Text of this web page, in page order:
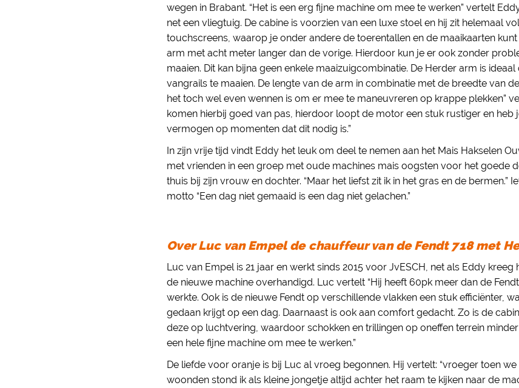
wegen in Brabant. “Het is een erg fijne machine om mee te werken” vertelt
net een vliegtuig. De cabine is voorzien van een luxe stoel en hij zit helemaal
touchscreens, waarop je onder andere de toerentallen en de maaikaarten kunt
arm met acht meter langer dan de vorige. Hierdoor kun je er ook zonder
maaien. Dit kan bijna geen enkele maaizuigcombinatie. De Herder arm is
vangrails te maaien. De lengte van de arm in combinatie met de breedte van
het toch wel even wennen is om er mee te maneuvreren op krappe plekken”
komen hierbij goed van pas, hierdoor loopt de motor een stuk rustiger en heb
vermogen op momenten dat dit nodig is.”
In zijn vrije tijd vindt Eddy het leuk om deel te nemen aan het Mais Hakselen
met vrienden in een groep met oude machines mais oogsten voor het goede
thuis bij zijn vrouw en dochter. “Maar het liefst zit ik in het gras en de bermen.”
motto “Een dag niet gemaaid is een dag niet gelachen.”
Over Luc van Empel de chauffeur van de Fendt 718 met
Luc van Empel is 21 jaar en werkt sinds 2015 voor JvESCH, net als Eddy
de nieuwe machine overhandigd. Luc vertelt “Hij heeft 60pk meer dan de
werkte. Ook is de nieuwe Fendt op verschillende vlakken een stuk efficiënter,
gedaan krijgt op een dag. Daarnaast is ook aan comfort gedacht. Zo is de
deze op luchtvering, waardoor schokken en trillingen op oneffen terrein
een hele fijne machine om mee te werken.”
De liefde voor oranje is bij Luc al vroeg begonnen. Hij vertelt: “vroeger toen
woonden stond ik als kleine jongetje altijd achter het raam te kijken naar de